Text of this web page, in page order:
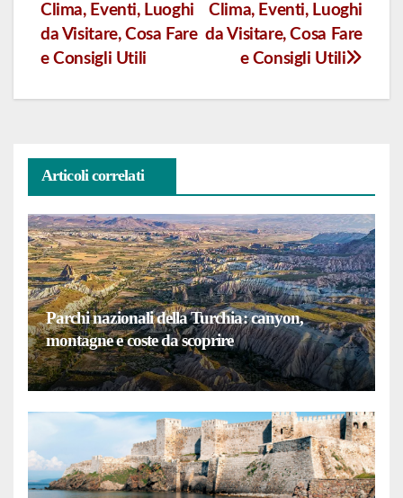
articoli
Clima, Eventi, Luoghi
da Visitare, Cosa Fare
e Consigli Utili
Clima, Eventi, Luoghi
da Visitare, Cosa Fare
e Consigli Utili
Articoli correlati
Parchi nazionali della Turchia: canyon,
montagne e coste da scoprire